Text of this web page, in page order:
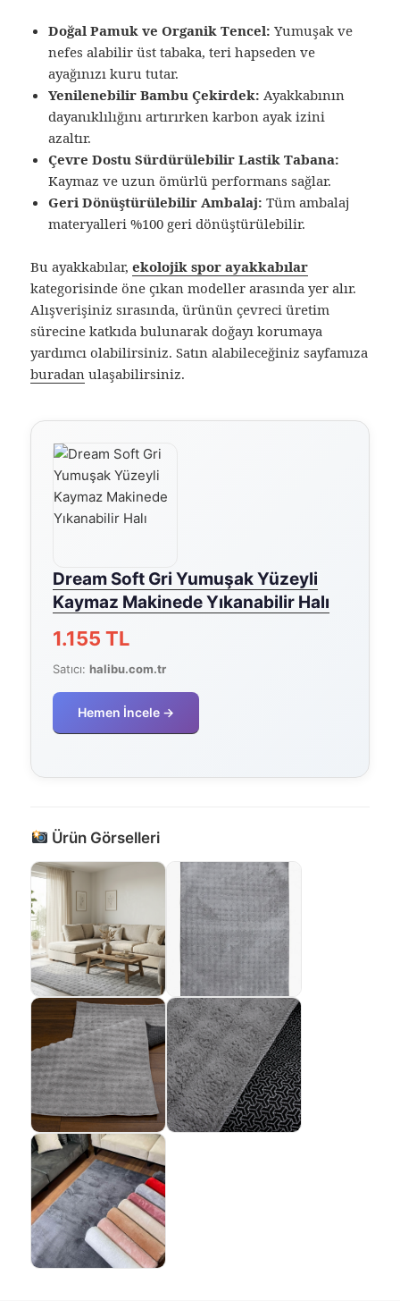
Doğal Pamuk ve Organik Tencel: Yumuşak ve
nefes alabilir üst tabaka, teri hapseden ve
ayağınızı kuru tutar.
Yenilenebilir Bambu Çekirdek: Ayakkabının
dayanıklılığını artırırken karbon ayak izini
azaltır.
Çevre Dostu Sürdürülebilir Lastik Tabana:
Kaymaz ve uzun ömürlü performans sağlar.
Geri Dönüştürülebilir Ambalaj: Tüm ambalaj
materyalleri %100 geri dönüştürülebilir.
Bu ayakkabılar,ekolojik spor ayakkabılar
kategorisinde öne çıkan modeller arasında yer alır.
Alışverişiniz sırasında, ürünün çevreci üretim
sürecine katkıda bulunarak doğayı korumaya
yardımcı olabilirsiniz. Satın alabileceğiniz sayfamıza
buradan ulaşabilirsiniz.
Dream Soft Gri Yumuşak Yüzeyli
Kaymaz Makinede Yıkanabilir Halı
1.155 TL
Satıcı:halibu.com.tr
Hemen İncele →
Ürün Görselleri